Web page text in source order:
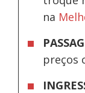
na
preços